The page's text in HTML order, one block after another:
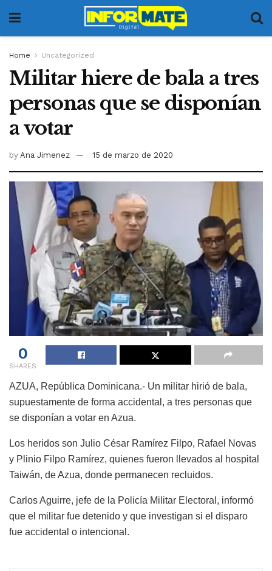
Home Uncategorized
Militar hiere de bala a tres
personas que se disponían
a votar
by Ana Jimenez 15 de marzo de 2020
0
SHARES
AZUA, República Dominicana.- Un militar hirió de bala,
supuestamente de forma accidental, a tres personas que
se disponían a votar en Azua.
Los heridos son Julio César Ramírez Filpo, Rafael Novas
y Plinio Filpo Ramírez, quienes fueron llevados al hospital
Taiwán, de Azua, donde permanecen recluidos.
Carlos Aguirre, jefe de la Policía Militar Electoral, informó
que el militar fue detenido y que investigan si el disparo
fue accidental o intencional.